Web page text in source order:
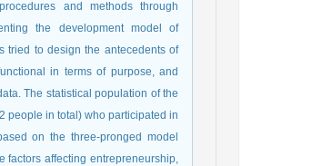
and methods through
the development model of
tried to design the antecedents of
in terms of purpose, and
The statistical population of the
people in total) who participated in
on the three-pronged model
factors affecting entrepreneurship,